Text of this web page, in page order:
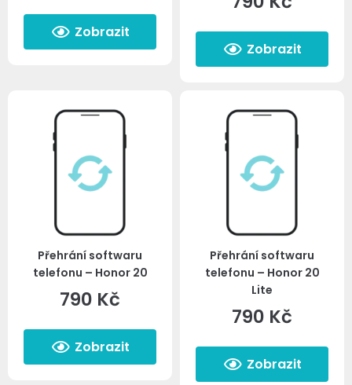
Zobrazit
Zobrazit
Přehrání softwaru
telefonu – Honor 20
790 Kč
Zobrazit
Přehrání softwaru
telefonu – Honor 20
Lite
790 Kč
Zobrazit